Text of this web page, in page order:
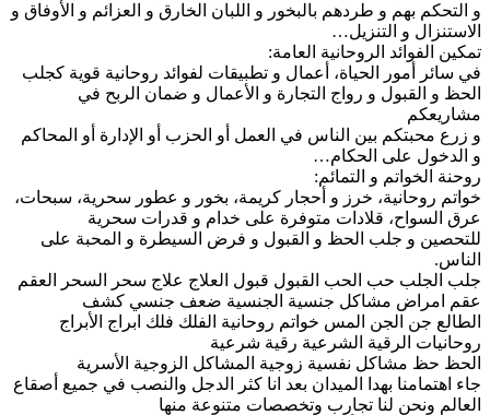
و التحكم بهم و طردهم بالبخور و اللبان الخارق و العزائم و الأوفاق و
الاستنزال و التنزيل…
تمكين الفوائد الروحانية العامة:
في سائر أمور الحياة، أعمال و تطبيقات لفوائد روحانية قوية كجلب
الحظ و القبول و رواج التجارة و الأعمال و ضمان الربح في
مشاريعكم
و زرع محبتكم بين الناس في العمل أو الحزب أو الإدارة أو المحاكم
و الدخول على الحكام…
روحنة الخواتم و التمائم:
خواتم روحانية، خرز و أحجار كريمة، بخور و عطور سحرية، سبحات،
عرق السواح، قلادات متوفرة على خدام و قدرات سحرية
للتحصين و جلب الحظ و القبول و فرض السيطرة و المحبة على
الناس.
جلب الجلب حب الحب القبول قبول العلاج علاج سحر السحر العقم
عقم امراض مشاكل جنسية الجنسية ضعف جنسي كشف
الطالع جن الجن المس خواتم روحانية الفلك فلك ابراج الأبراج
روحانيات الرقية الشرعية رقية شرعية
الحظ حظ مشاكل نفسية زوجية المشاكل الزوجية الأسرية
جاء اهتمامنا بهدا الميدان بعد انا كثر الدجل والنصب في جميع أصقاع
العالم ونحن لنا تجارب وتخصصات متنوعة منها